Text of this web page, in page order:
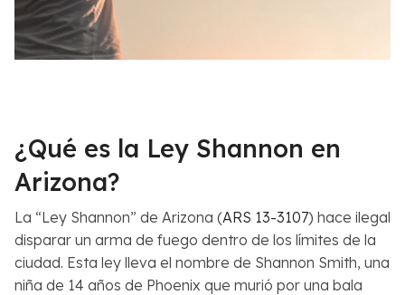
¿Qué es la Ley Shannon en
Arizona?
La “Ley Shannon” de Arizona (ARS 13-3107) hace ilegal
disparar un arma de fuego dentro de los límites de la
ciudad. Esta ley lleva el nombre de Shannon Smith, una
niña de 14 años de Phoenix que murió por una bala